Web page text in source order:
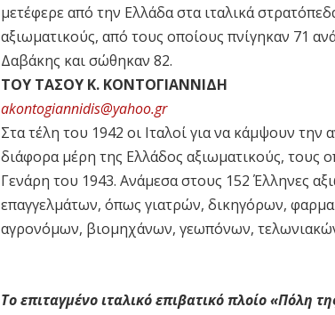
μετέφερε από την Ελλάδα στα ιταλικά
αξιωματικούς, από τους οποίους πνίγηκαν 71
Δαβάκης και σώθηκαν 82.
ΤΟΥ ΤΑΣΟΥ Κ. ΚΟΝΤΟΓΙΑΝΝΙΔΗ
akontogiannidis@yahoo.gr
Στα τέλη του 1942 οι Ιταλοί για να κάμψουν
διάφορα μέρη της Ελλάδος αξιωματικούς, τους
Γενάρη του 1943. Ανάμεσα στους 152 Έλληνες
επαγγελμάτων, όπως γιατρών, δικηγόρων,
αγρονόμων, βιομηχάνων, γεωπόνων,
Το επιταγμένο ιταλικό επιβατικό πλοίο «Πόλη